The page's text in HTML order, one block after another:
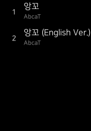
1
앙꼬
AbcaT
2
앙꼬 (English Ver.)
AbcaT